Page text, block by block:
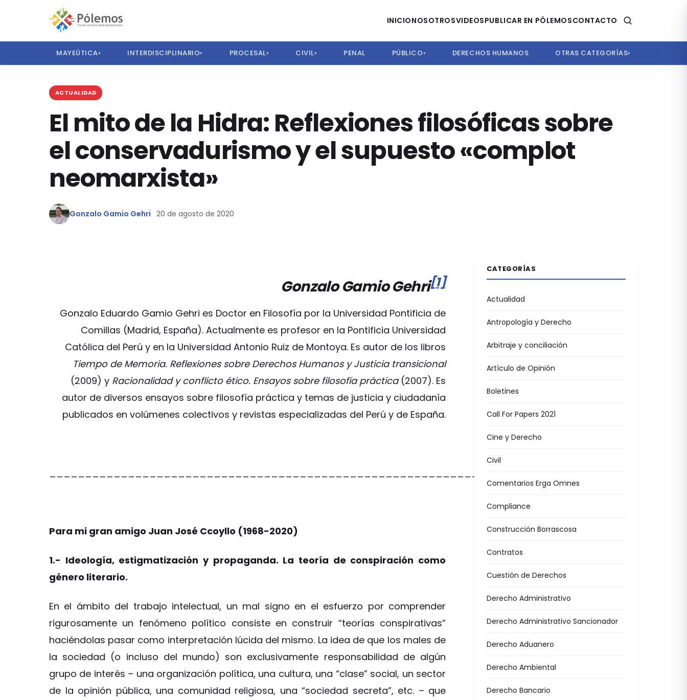
INICIONOSOTROSVIDEOSPUBLICAR EN PÓLEMOSCONTACTO
MAYEÚTICA▾ INTERDISCIPLINARIO▾ PROCESAL▾ CIVIL▾ PENAL PÚBLICO▾ DERECHOS HUMANOS OTRAS CATEGORÍAS▾
ACTUALIDAD
El mito de la Hidra: Reflexiones filosóficas sobre
el conservadurismo y el supuesto «complot
neomarxista»
Gonzalo Gamio Gehri 20 de agosto de 2020
Gonzalo Gamio Gehri[1]
Gonzalo Eduardo Gamio Gehri es Doctor en Filosofía por la Universidad Pontificia de
Comillas (Madrid, España). Actualmente es profesor en la Pontificia Universidad
Católica del Perú y en la Universidad Antonio Ruiz de Montoya. Es autor de los libros
Tiempo de Memoria. Reflexiones sobre Derechos Humanos y Justicia transicional
(2009) y Racionalidad y conflicto ético. Ensayos sobre filosofía práctica(2007). Es
autor de diversos ensayos sobre filosofía práctica y temas de justicia y ciudadanía
publicados en volúmenes colectivos y revistas especializadas del Perú y de España.
________________________________________________________________________
Para mi gran amigo Juan José Ccoyllo (1968-2020)
1.- Ideología, estigmatización y propaganda. La teoría de conspiración como
género literario.
En el ámbito del trabajo intelectual, un mal signo en el esfuerzo por comprender
rigurosamente un fenómeno político consiste en construir “teorías conspirativas”
haciéndolas pasar como interpretación lúcida del mismo. La idea de que los males de
la sociedad (o incluso del mundo) son exclusivamente responsabilidad de algún
grupo de interés – una organización política, una cultura, una “clase” social, un sector
de la opinión pública, una comunidad religiosa, una “sociedad secreta”, etc. – que
CATEGORÍAS
Actualidad
Antropología y Derecho
Arbitraje y conciliación
Artículo de Opinión
Boletines
Call For Papers 2021
Cine y Derecho
Civil
Comentarios Erga Omnes
Compliance
Construcción Borrascosa
Contratos
Cuestión de Derechos
Derecho Administrativo
Derecho Administrativo Sancionador
Derecho Aduanero
Derecho Ambiental
Derecho Bancario